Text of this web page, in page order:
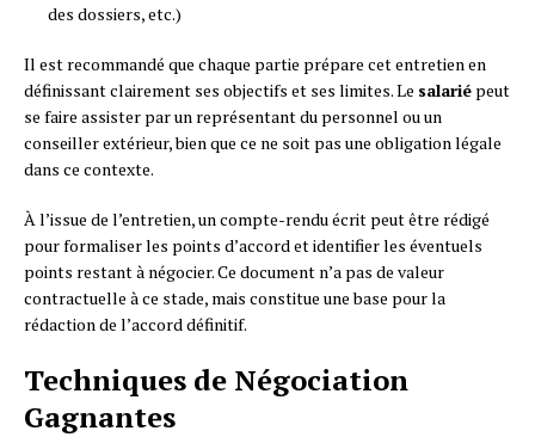
des dossiers, etc.)
Il est recommandé que chaque partie prépare cet entretien en
définissant clairement ses objectifs et ses limites. Le salarié peut
se faire assister par un représentant du personnel ou un
conseiller extérieur, bien que ce ne soit pas une obligation légale
dans ce contexte.
À l’issue de l’entretien, un compte-rendu écrit peut être rédigé
pour formaliser les points d’accord et identifier les éventuels
points restant à négocier. Ce document n’a pas de valeur
contractuelle à ce stade, mais constitue une base pour la
rédaction de l’accord définitif.
Techniques de Négociation
Gagnantes